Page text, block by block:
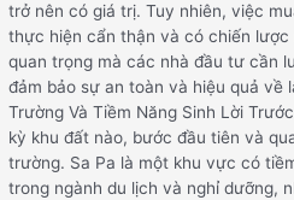
trở nên có giá trị. Tuy nhiên, việc
thực hiện cẩn thận và có chiến
quan trọng mà các nhà đầu tư cần
đảm bảo sự an toàn và hiệu quả về
Trường Và Tiềm Năng Sinh Lời
kỳ khu đất nào, bước đầu tiên và
trường. Sa Pa là một khu vực có
trong ngành du lịch và nghỉ dưỡng,